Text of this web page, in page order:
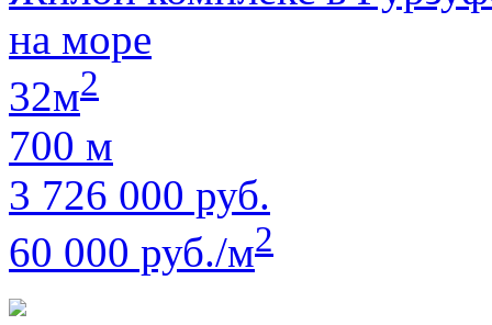
на море
32м2
700 м
3 726 000 руб.
60 000 руб./м2